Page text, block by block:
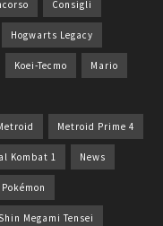
Consigli
Hogwarts Legacy
Koei-Tecmo Mario
Metroid Prime 4
Kombat 1 News
Pokémon
Shin Megami Tensei